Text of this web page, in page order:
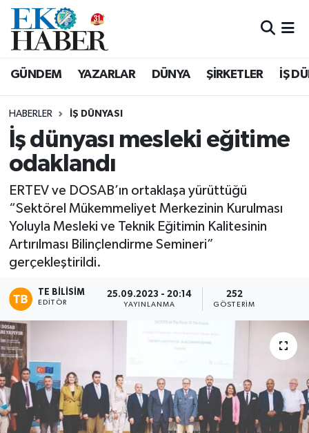
GÜNDEM YAZARLAR DÜNYA ŞİRKETLER İŞ
HABERLER İŞ DÜNYASI
İş dünyası mesleki eğitime
odaklandı
ERTEV ve DOSAB’ın ortaklaşa yürüttüğü
“Sektörel Mükemmeliyet Merkezinin Kurulması
Yoluyla Mesleki ve Teknik Eğitimin Kalitesinin
Artırılması Bilinçlendirme Semineri”
gerçekleştirildi.
TE BILISIM
EDITÖR
25.09.2023 - 20:14
YAYINLANMA
252
GÖSTERIM
Hava Durumu
Tüm Manşetler
Son Dakika Haberleri
Haber Arşivi